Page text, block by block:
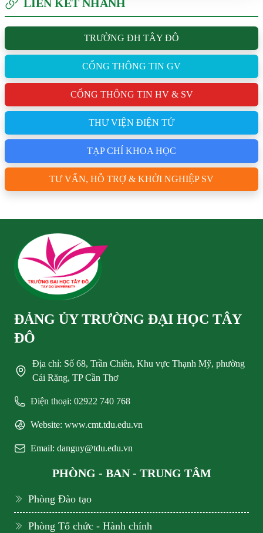
LIÊN KẾT NHANH
TRƯỜNG ĐH TÂY ĐÔ
CỔNG THÔNG TIN GV
CỔNG THÔNG TIN HV & SV
THƯ VIỆN ĐIỆN TỬ
TẠP CHÍ KHOA HỌC
TƯ VẤN, HỖ TRỢ & KHỞI NGHIỆP SV
ĐẢNG ỦY TRƯỜNG ĐẠI HỌC TÂY
ĐÔ
Địa chỉ: Số 68, Trần Chiên, Khu vực Thạnh Mỹ, phường
Cái Răng, TP Cần Thơ
Điện thoại: 02922 740 768
Website: www.cmt.tdu.edu.vn
Email: danguy@tdu.edu.vn
PHÒNG - BAN - TRUNG TÂM
Phòng Đào tạo
Phòng Tổ chức - Hành chính